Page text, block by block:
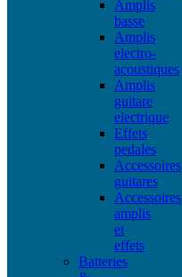
Amplis
basse
Amplis
electro-
acoustiques
Amplis
guitare
electrique
Effets
pedales
Accessoires
guitares
Accessoires
amplis
et
effets
Batteries